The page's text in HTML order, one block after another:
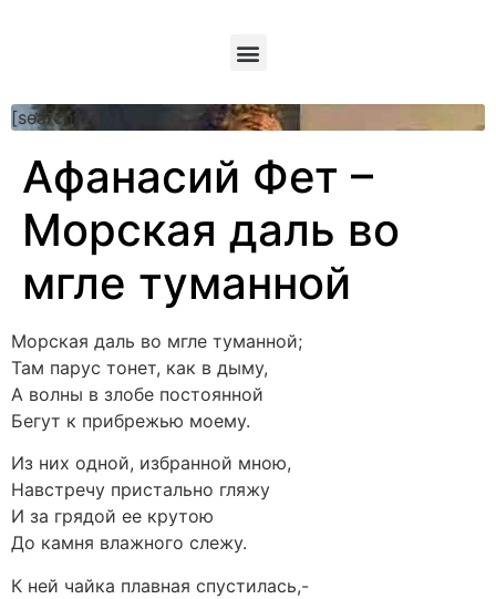
[searchform]
Афанасий Фет –
Морская даль во
мгле туманной
Морская даль во мгле туманной;
Там парус тонет, как в дыму,
А волны в злобе постоянной
Бегут к прибрежью моему.
Из них одной, избранной мною,
Навстречу пристально гляжу
И за грядой ее крутою
До камня влажного слежу.
К ней чайка плавная спустилась,-